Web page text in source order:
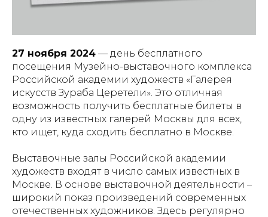
27 ноября 2024 — день бесплатного
посещения Музейно-выставочного комплекса
Российской академии художеств «Галерея
искусств Зураба Церетели». Это отличная
возможность получить бесплатные билеты в
одну из известных галерей Москвы для всех,
кто ищет, куда сходить бесплатно в Москве.
Выставочные залы Российской академии
художеств входят в число самых известных в
Москве. В основе выставочной деятельности –
широкий показ произведений современных
отечественных художников. Здесь регулярно